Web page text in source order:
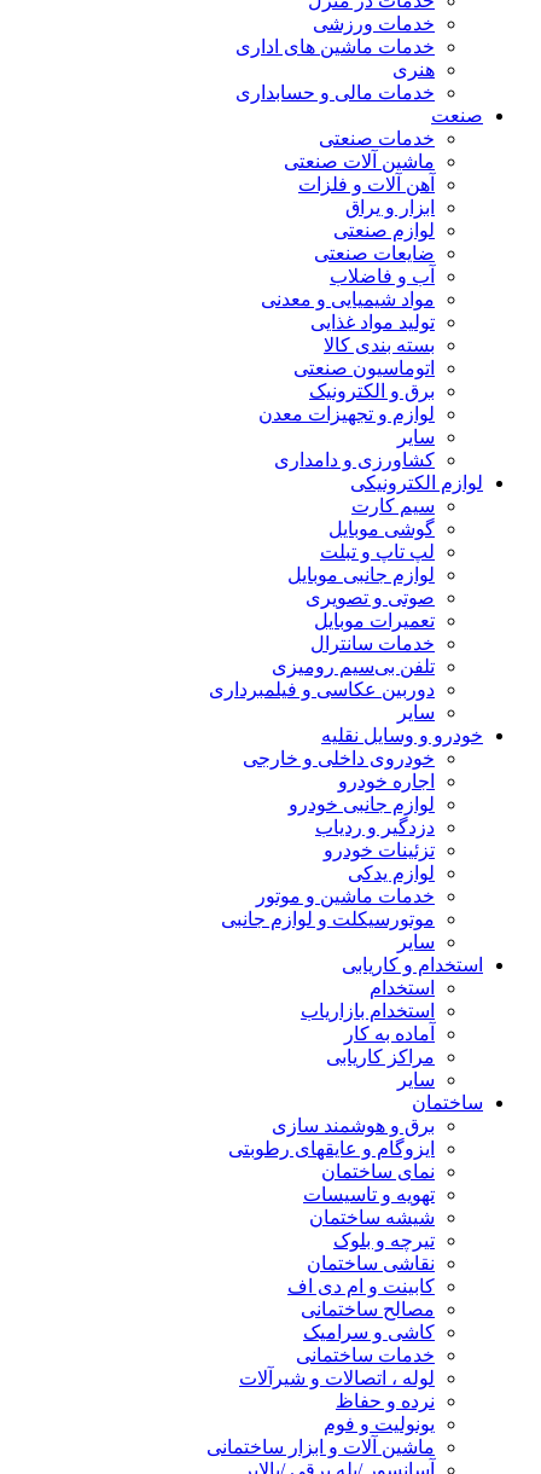
خدمات ورزشی
خدمات ماشین های اداری
هنری
خدمات مالی و حسابداری
صنعت
خدمات صنعتی
ماشین آلات صنعتی
آهن آلات و فلزات
ابزار و یراق
لوازم صنعتی
ضایعات صنعتی
آب و فاضلاب
مواد شیمیایی و معدنی
تولید مواد غذایی
بسته بندی کالا
اتوماسیون صنعتی
برق و الکترونیک
لوازم و تجهیزات معدن
سایر
کشاورزی و دامداری
لوازم الکترونیکی
سیم کارت
گوشی موبایل
لپ تاپ و تبلت
لوازم جانبی موبایل
صوتی و تصویری
تعمیرات موبایل
خدمات سانترال
تلفن بی‌سیم رومیزی
دوربین عکاسی و فیلمبرداری
سایر
خودرو و وسایل نقلیه
خودروی داخلی و خارجی
اجاره خودرو
لوازم جانبی خودرو
دزدگیر و ردیاب
تزئینات خودرو
لوازم یدکی
خدمات ماشین و موتور
موتورسیکلت و لوازم جانبی
سایر
استخدام و کاریابی
استخدام
استخدام بازاریاب
آماده به کار
مراکز کاریابی
سایر
ساختمان
برق و هوشمند سازی
ایزوگام و عایقهای رطوبتی
نمای ساختمان
تهویه و تاسیسات
شیشه ساختمان
تیرچه و بلوک
نقاشی ساختمان
کابینت و ام دی اف
مصالح ساختمانی
کاشی و سرامیک
خدمات ساختمانی
لوله ، اتصالات و شیرآلات
نرده و حفاظ
یونولیت و فوم
ماشین آلات و ابزار ساختمانی